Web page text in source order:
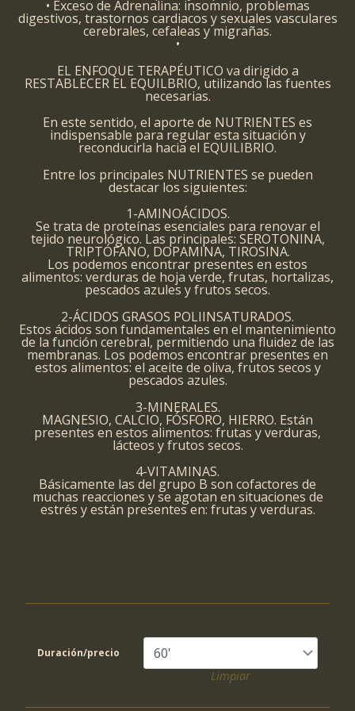
• Exceso de Adrenalina: insomnio, problemas
digestivos, trastornos cardiacos y sexuales vasculares
cerebrales, cefaleas y migrañas.
•
EL ENFOQUE TERAPÉUTICO va dirigido a
RESTABLECER EL EQUILBRIO, utilizando las fuentes
necesarias.
En este sentido, el aporte de NUTRIENTES es
indispensable para regular esta situación y
reconducirla hacia el EQUILIBRIO.
Entre los principales NUTRIENTES se pueden
destacar los siguientes:
1-AMINOÁCIDOS.
Se trata de proteínas esenciales para renovar el
tejido neurológico. Las principales: SEROTONINA,
TRIPTÓFANO, DOPAMINA, TIROSINA.
Los podemos encontrar presentes en estos
alimentos: verduras de hoja verde, frutas, hortalizas,
pescados azules y frutos secos.
2-ÁCIDOS GRASOS POLIINSATURADOS.
Estos ácidos son fundamentales en el mantenimiento
de la función cerebral, permitiendo una fluidez de las
membranas. Los podemos encontrar presentes en
estos alimentos: el aceite de oliva, frutos secos y
pescados azules.
3-MINERALES.
MAGNESIO, CALCIO, FÓSFORO, HIERRO. Están
presentes en estos alimentos: frutas y verduras,
lácteos y frutos secos.
4-VITAMINAS.
Básicamente las del grupo B son cofactores de
muchas reacciones y se agotan en situaciones de
estrés y están presentes en: frutas y verduras.
Duración/precio
Limpiar